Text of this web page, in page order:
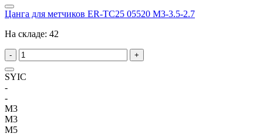
Цанга для метчиков ER-TC25 05520 M3-3.5-2.7
На складе: 42
- +
SYIC
-
-
M3
M3
M5